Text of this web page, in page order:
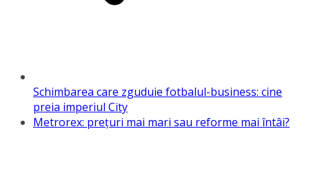
Schimbarea care zguduie fotbalul-business: cine
preia imperiul City
Metrorex: prețuri mai mari sau reforme mai întâi?